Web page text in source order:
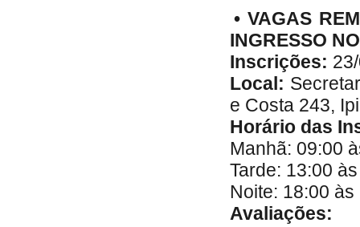
• VAGAS
INGRESSO
Inscrições:
Local:
e Costa 243,
Horário das
Manhã: 09:00
Tarde: 13:00
Noite: 18:00 às
Avaliações: